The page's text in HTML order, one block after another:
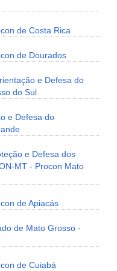
de Costa Rica
de Dourados
e Defesa do
do Sul
e Defesa do
e Defesa dos
MT - Procon Mato
de Apiacás
de Mato Grosso -
de Cuiabá